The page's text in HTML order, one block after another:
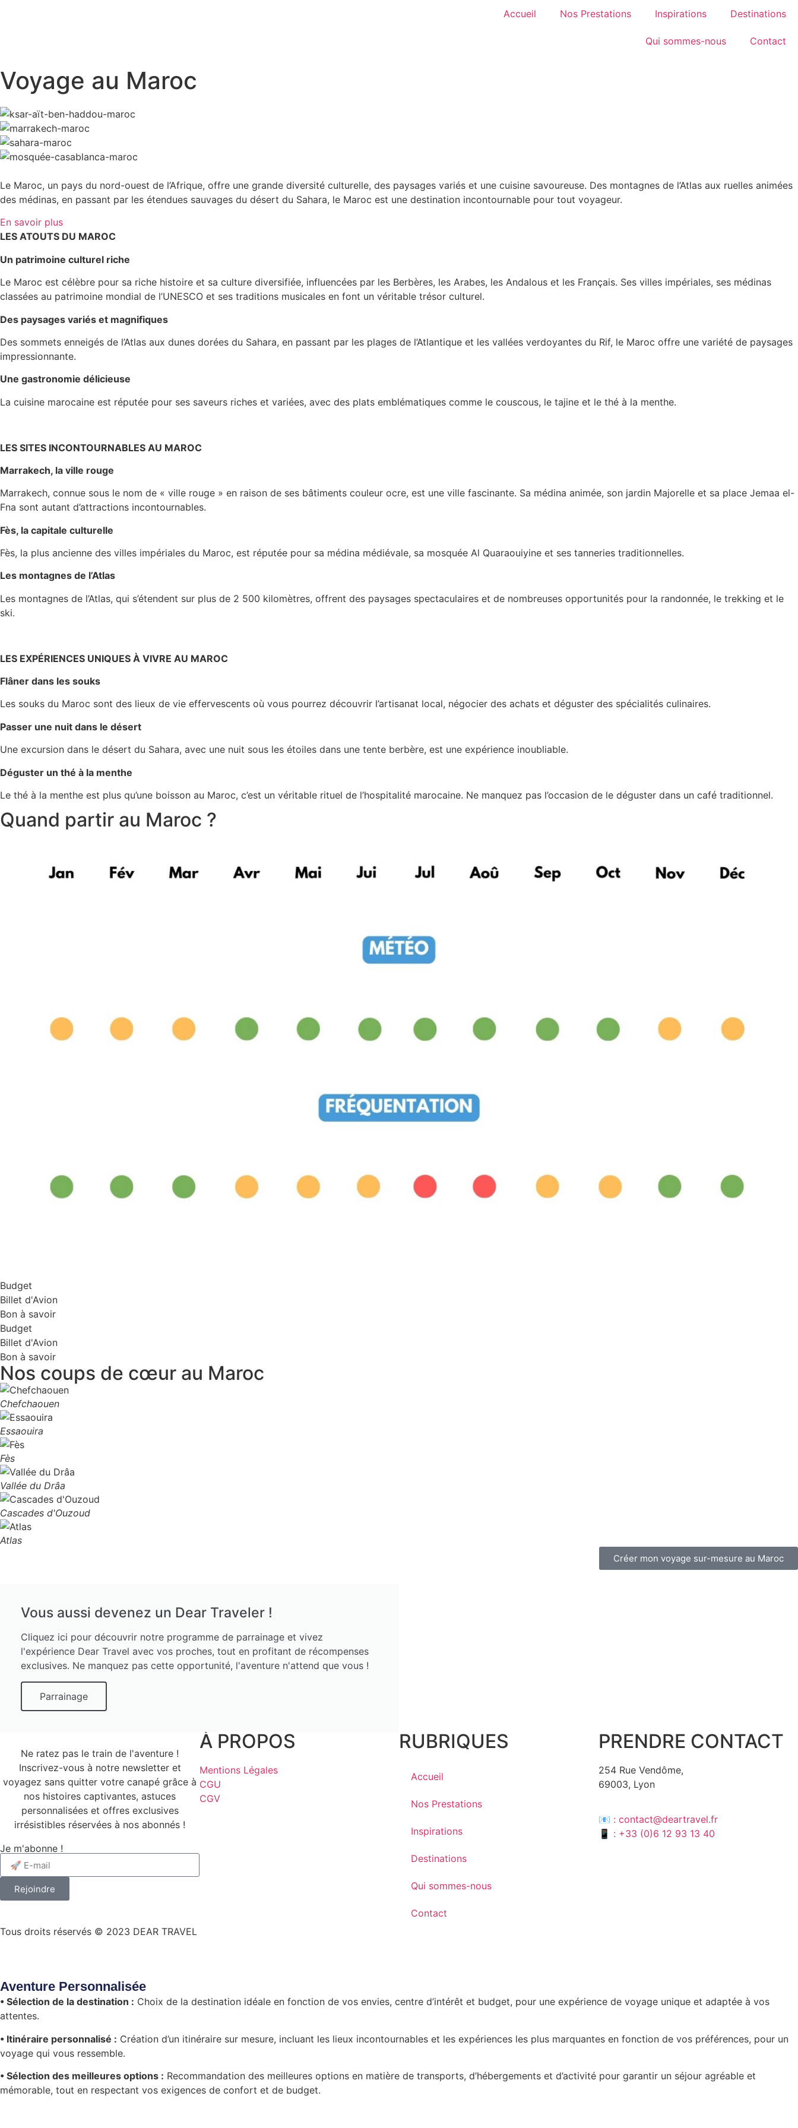
Accueil Nos Prestations Inspirations Destinations
Qui sommes-nous Contact
Voyage au Maroc
Le Maroc, un pays du nord-ouest de l’Afrique, offre une grande diversité culturelle, des paysages variés et une cuisine savoureuse. Des montagnes de l’Atlas aux ruelles animées
des médinas, en passant par les étendues sauvages du désert du Sahara, le Maroc est une destination incontournable pour tout voyageur.
En savoir plus
LES ATOUTS DU MAROC
Un patrimoine culturel riche
Le Maroc est célèbre pour sa riche histoire et sa culture diversifiée, influencées par les Berbères, les Arabes, les Andalous et les Français. Ses villes impériales, ses médinas
classées au patrimoine mondial de l’UNESCO et ses traditions musicales en font un véritable trésor culturel.
Des paysages variés et magnifiques
Des sommets enneigés de l’Atlas aux dunes dorées du Sahara, en passant par les plages de l’Atlantique et les vallées verdoyantes du Rif, le Maroc offre une variété de paysages
impressionnante.
Une gastronomie délicieuse
La cuisine marocaine est réputée pour ses saveurs riches et variées, avec des plats emblématiques comme le couscous, le tajine et le thé à la menthe.
LES SITES INCONTOURNABLES AU MAROC
Marrakech, la ville rouge
Marrakech, connue sous le nom de « ville rouge » en raison de ses bâtiments couleur ocre, est une ville fascinante. Sa médina animée, son jardin Majorelle et sa place Jemaa el-
Fna sont autant d’attractions incontournables.
Fès, la capitale culturelle
Fès, la plus ancienne des villes impériales du Maroc, est réputée pour sa médina médiévale, sa mosquée Al Quaraouiyine et ses tanneries traditionnelles.
Les montagnes de l’Atlas
Les montagnes de l’Atlas, qui s’étendent sur plus de 2 500 kilomètres, offrent des paysages spectaculaires et de nombreuses opportunités pour la randonnée, le trekking et le
ski.
LES EXPÉRIENCES UNIQUES À VIVRE AU MAROC
Flâner dans les souks
Les souks du Maroc sont des lieux de vie effervescents où vous pourrez découvrir l’artisanat local, négocier des achats et déguster des spécialités culinaires.
Passer une nuit dans le désert
Une excursion dans le désert du Sahara, avec une nuit sous les étoiles dans une tente berbère, est une expérience inoubliable.
Déguster un thé à la menthe
Le thé à la menthe est plus qu’une boisson au Maroc, c’est un véritable rituel de l’hospitalité marocaine. Ne manquez pas l’occasion de le déguster dans un café traditionnel.
Quand partir au Maroc ?
Budget
Billet d'Avion
Bon à savoir
Budget
Billet d'Avion
Bon à savoir
Nos coups de cœur au Maroc
Chefchaouen
Essaouira
Fès
Vallée du Drâa
Cascades d'Ouzoud
Atlas
Créer mon voyage sur-mesure au Maroc
Vous aussi devenez un Dear Traveler !
Cliquez ici pour découvrir notre programme de parrainage et vivez
l'expérience Dear Travel avec vos proches, tout en profitant de récompenses
exclusives. Ne manquez pas cette opportunité, l'aventure n'attend que vous !
Parrainage
Ne ratez pas le train de l'aventure !
Inscrivez-vous à notre newsletter et
voyagez sans quitter votre canapé grâce à
nos histoires captivantes, astuces
personnalisées et offres exclusives
irrésistibles réservées à nos abonnés !
Je m'abonne !
Rejoindre
À PROPOS
Mentions Légales
CGU
CGV
RUBRIQUES
Accueil
Nos Prestations
Inspirations
Destinations
Qui sommes-nous
Contact
PRENDRE CONTACT
254 Rue Vendôme,
69003, Lyon
📧 : contact@deartravel.fr
📱 : +33 (0)6 12 93 13 40
Tous droits réservés © 2023 DEAR TRAVEL
Aventure Personnalisée
• Sélection de la destination : Choix de la destination idéale en fonction de vos envies, centre d’intérêt et budget, pour une expérience de voyage unique et adaptée à vos
attentes.
• Itinéraire personnalisé : Création d’un itinéraire sur mesure, incluant les lieux incontournables et les expériences les plus marquantes en fonction de vos préférences, pour un
voyage qui vous ressemble.
• Sélection des meilleures options : Recommandation des meilleures options en matière de transports, d’hébergements et d’activité pour garantir un séjour agréable et
mémorable, tout en respectant vos exigences de confort et de budget.